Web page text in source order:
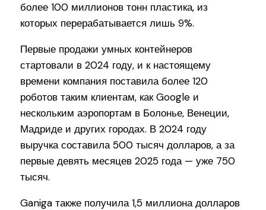
более 100 миллионов тонн пластика, из
которых перерабатывается лишь 9%.
Первые продажи умных контейнеров
стартовали в 2024 году, и к настоящему
времени компания поставила более 120
роботов таким клиентам, как Google и
нескольким аэропортам в Болонье, Венеции,
Мадриде и других городах. В 2024 году
выручка составила 500 тысяч долларов, а за
первые девять месяцев 2025 года — уже 750
тысяч.
Ganiga также получила 1,5 миллиона долларов